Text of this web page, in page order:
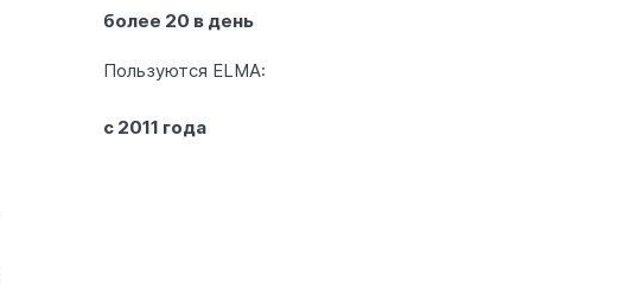
более 20 в день
Пользуются ELMA:
с 2011 года